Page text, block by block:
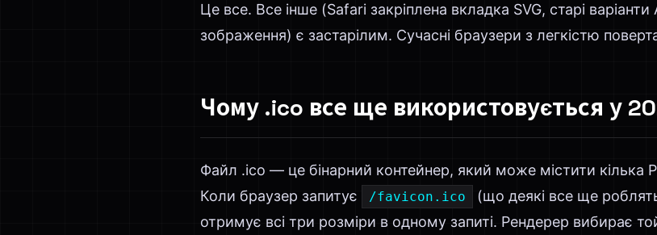
Це все. Все інше (Safari закріплена вкладка SVG, старі
зображення) є застарілим. Сучасні браузери з легкістю
Чому .ico все ще використовується у
Файл .ico — це бінарний контейнер, який може містити кілька
Коли браузер запитує
/favicon.ico
(що деякі все ще
отримує всі три розміри в одному запиті. Рендерер вибирає